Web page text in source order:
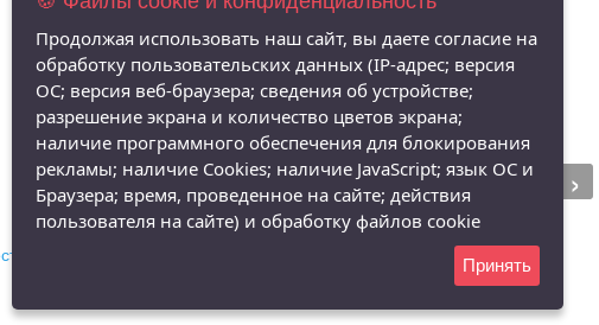
›
Продолжая использовать наш сайт, вы даете согласие на
обработку пользовательских данных (IP-адрес; версия
ОС; версия веб-браузера; сведения об устройстве;
разрешение экрана и количество цветов экрана;
наличие программного обеспечения для блокирования
рекламы; наличие Cookies; наличие JavaScript; язык ОС и
Браузера; время, проведенное на сайте; действия
пользователя на сайте) и обработку файлов cookie
Принять